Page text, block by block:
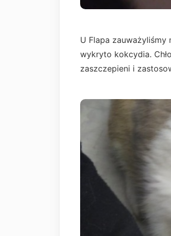
U Flapa zauważyliśmy
wykryto kokcydia.
zaszczepieni i